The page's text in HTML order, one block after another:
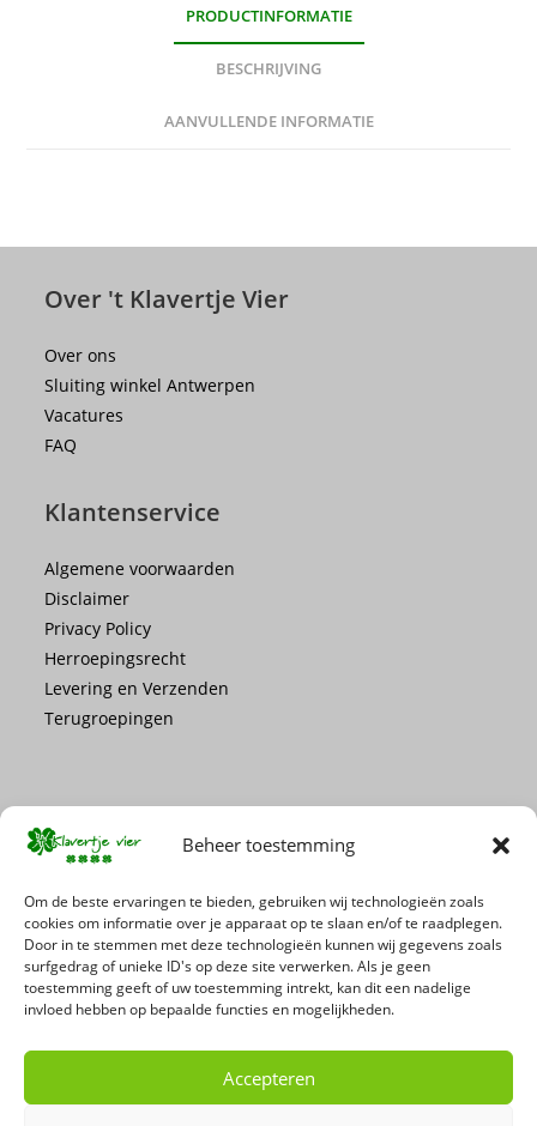
Beheer toestemming
Om de beste ervaringen te bieden, gebruiken wij technologieën zoals
cookies om informatie over je apparaat op te slaan en/of te raadplegen.
Door in te stemmen met deze technologieën kunnen wij gegevens zoals
surfgedrag of unieke ID's op deze site verwerken. Als je geen
toestemming geeft of uw toestemming intrekt, kan dit een nadelige
invloed hebben op bepaalde functies en mogelijkheden.
Accepteren
PRODUCTINFORMATIE
BESCHRIJVING
AANVULLENDE INFORMATIE
Over 't Klavertje Vier
Over ons
Sluiting winkel Antwerpen
Vacatures
FAQ
Klantenservice
Algemene voorwaarden
Disclaimer
Privacy Policy
Herroepingsrecht
Levering en Verzenden
Terugroepingen
Mis geen enkele actie of promotie!
Schrijf je in voor onze nieuwsbrief